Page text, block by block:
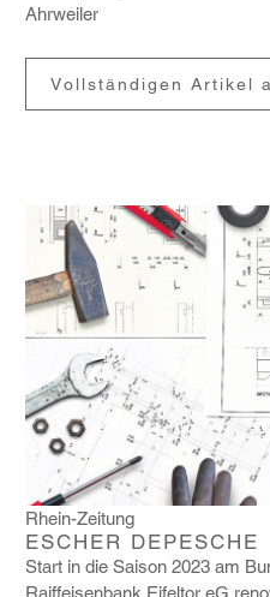
Ahrweiler
Vollständigen Artikel
Rhein-Zeitung
ESCHER DEPESCHE
Start in die Saison 2023 am